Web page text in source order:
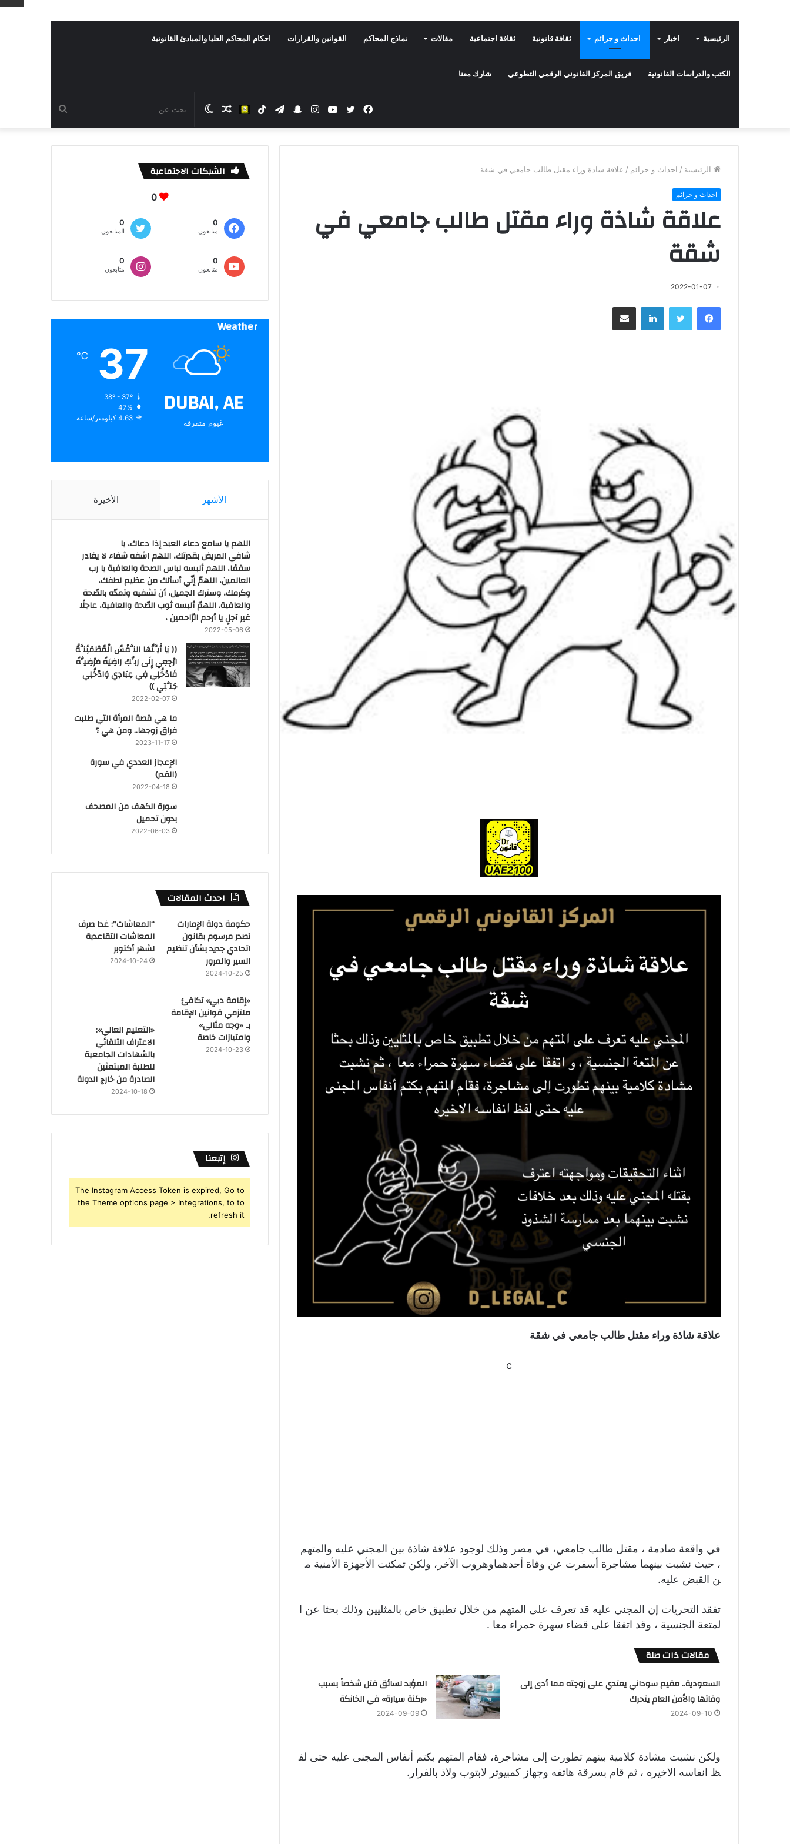
الرئيسية اخبار احداث و جرائم ثقافة قانونية ثقافة اجتماعية مقالات نماذج المحاكم القوانين والقرارات احكام المحاكم العليا والمبادئ القانونية
الكتب والدراسات القانونية فريق المركز القانوني الرقمي التطوعي شارك معنا
بحث
عن
الوضع
المظلم
مقال
عشوائي
سناب
شات
TikTokتيلقرامسناب
تشات
انستقراميوتيوبتويتر
فيسبوك
الرئيسية / احداث و جرائم / علاقة شاذة وراء مقتل طالب جامعي في شقة
احداث و جرائم
علاقة شاذة وراء مقتل طالب جامعي في
شقة
2022-01-07
فيسبوك تويتر لينكدإن مشاركة عبر البريد
علاقة شاذة وراء مقتل طالب جامعي في شقة
c
في واقعة صادمة ، مقتل طالب جامعي، في مصر وذلك لوجود علاقة شاذة بين المجني عليه والمتهم
، حيث نشبت بينهما مشاجرة أسفرت عن وفاة أحدهماوهروب الآخر، ولكن تمكنت الأجهزة الأمنية م
ن القبض عليه.
تفقد التحريات إن المجني عليه قد تعرف على المتهم من خلال تطبيق خاص بالمثليين وذلك بحثا عن ا
لمتعة الجنسية ، وقد اتفقا على قضاء سهرة حمراء معا .
مقالات ذات صلة
السعودية.. مقيم سوداني يعتدي على زوجته مما أدى إلى
وفاتها والأمن العام يتحرك
2024-09-10
المؤبد لسائق قتل شخصاً بسبب
«ركنة سيارة» في الخانكة
2024-09-09
ولكن نشبت مشادة كلامية بينهم تطورت إلى مشاجرة، فقام المتهم بكتم أنفاس المجنى عليه حتى لف
ظ انفاسه الاخيره ، ثم قام بسرقة هاتفه وجهاز كمبيوتر لابتوب ولاذ بالفرار.
الشبكات الاجتماعية
0
0
متابعون
0
المتابعون
0
متابعون
0
متابعون
Weather
DUBAI, AE
غيوم متفرقة
37
℃
38º - 37º
47%
4.63 كيلومتر/ساعة
الأشهر الأخيرة
اللهم يا سامع دعاء العبد إذا دعاك، يا
شافي المريض بقدرتك، اللهم اشفه شفاء لا يغادر
سقمًا، اللهم ألبسه لباس الصحة والعافية يا رب
العالمين، اللهمّ إنّي أسألك من عظيم لطفك،
وكرمك، وسترك الجميل، أن تشفيه وتمدّه بالصّحة
والعافية. اللهمّ ألبسه ثوب الصّحة والعافية، عاجلًا
غير آجلٍ يا أرحم الرّاحمين ،
2022-05-06
(( يَا أَيَّتُهَا النَّفْسُ الْمُطْمَئِنَّةُ
ارْجِعِي إِلَى رَبِّكِ رَاضِيَةً مَرْضِيَّةً
فَادْخُلِي فِي عِبَادِي وَادْخُلِي
جَنَّتِي ))
2022-02-07
ما هي قصة المرأة التي طلبت
فراق زوجها.. ومن هي ؟
2023-11-17
‏الإعجاز العددي في سورة
(القدر)
2022-04-18
سورة الكهف من المصحف
بدون تحميل
2022-06-03
احدث المقالات
حكومة دولة الإمارات
تصدر مرسوم بقانون
اتحادي جديد بشأن تنظيم
السير والمرور
2024-10-25
“المعاشات”: غدا صرف
المعاشات التقاعدية
لشهر أكتوبر
2024-10-24
«إقامة دبي» تكافئ
ملتزمي قوانين الإقامة
بـ «وجه مثالي»
وامتيازات خاصة
2024-10-23
«التعليم العالي»:
الاعتراف التلقائي
بالشهادات الجامعية
للطلبة المبتعثين
الصادرة من خارج الدولة
2024-10-18
إتبعنا
The Instagram Access Token is expired, Go to
the Theme options page > Integrations, to to
refresh it.